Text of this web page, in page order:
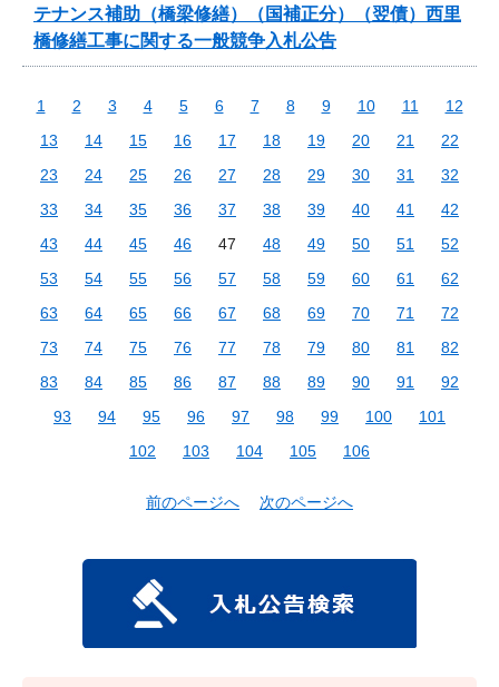
テナンス補助（橋梁修繕）（国補正分）（翌債）西里
橋修繕工事に関する一般競争入札公告
1 2 3 4 5 6 7 8 9 10 11
12
13
14 15 16 17 18 19 20 21
22
23
24 25 26 27 28 29 30 31
32
33
34 35 36 37 38 39 40 41
42
43
44 45 46 47 48 49 50 51
52
53
54 55 56 57 58 59 60 61
62
63
64 65 66 67 68 69 70 71
72
73
74 75 76 77 78 79 80 81
82
83
84 85 86 87 88 89 90 91
92
93
94 95 96 97 98 99 100
101
102
103 104 105 106
前のページへ 次のページへ